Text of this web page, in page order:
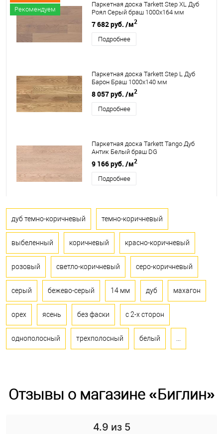
Рекомендуем
Паркетная доска Tarkett Step XL Дуб
Роял Серый браш 1000х164 мм
7 682 руб. /м2
Подробнее
Паркетная доска Tarkett Step L Дуб
Барон Браш 1000х140 мм
8 057 руб. /м2
Подробнее
Паркетная доска Tarkett Tango Дуб
Антик Белый браш DG
9 166 руб. /м2
Подробнее
дуб темно-коричневый темно-коричневый
выбеленный коричневый красно-коричневый
розовый светло-коричневый серо-коричневый
серый бежево-серый 14 мм дуб махагон
орех ясень без фаски с 2-х сторон
однополосный трехполосный белый
Отзывы о магазине «Биглин»
4.9 из 5